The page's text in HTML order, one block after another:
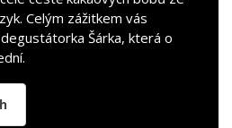
Celým zážitkem vás
Šárka, která o